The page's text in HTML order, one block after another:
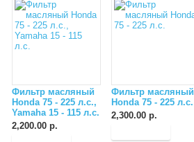
Фильтр масляный
Honda 75 - 225 л.с.,
Yamaha 15 - 115 л.с.
2,200.00 р.
Фильтр масляный
Honda 75 - 225 л.с.
2,300.00 р.